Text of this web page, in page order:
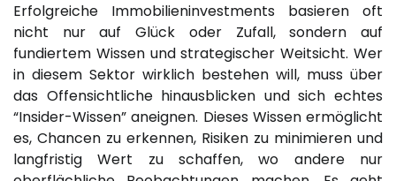
Erfolgreiche Immobilieninvestments basieren oft
nicht nur auf Glück oder Zufall, sondern auf
fundiertem Wissen und strategischer Weitsicht. Wer
in diesem Sektor wirklich bestehen will, muss über
das Offensichtliche hinausblicken und sich echtes
“Insider-Wissen” aneignen. Dieses Wissen ermöglicht
es, Chancen zu erkennen, Risiken zu minimieren und
langfristig Wert zu schaffen, wo andere nur